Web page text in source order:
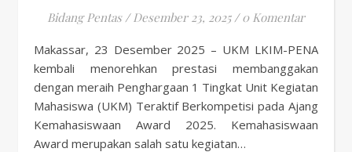
Bidang Pentas / Desember 23, 2025 / 0 Komentar
Makassar, 23 Desember 2025 – UKM LKIM-PENA
kembali menorehkan prestasi membanggakan
dengan meraih Penghargaan 1 Tingkat Unit Kegiatan
Mahasiswa (UKM) Teraktif Berkompetisi pada Ajang
Kemahasiswaan Award 2025. Kemahasiswaan
Award merupakan salah satu kegiatan…